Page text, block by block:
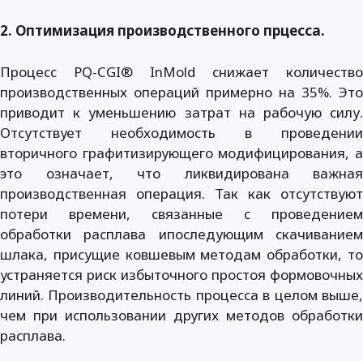
2. Оптимизация производственного прцесса.
Процесс PQ-CGI® InMold снижает количество
производственных операций примерно на 35%. Это
приводит к уменьшению затрат на рабочую силу.
Отсутствует необходимость в проведении
вторичного графитизирующего модифицирования, а
это означает, что ликвидирована важная
производственная операция. Так как отсутствуют
потери времени, связанные с проведением
обработки расплава ипоследующим скачиванием
шлака, присущие ковшевым методам обработки, то
устраняется риск избыточного простоя формовочных
линий. Производительность процесса в целом выше,
чем при использовании других методов обработки
расплава.